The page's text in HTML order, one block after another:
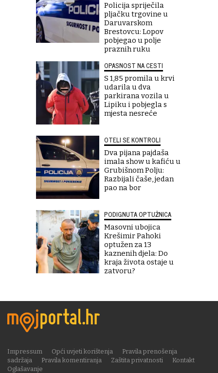
Policija spriječila
pljačku trgovine u
Daruvarskom
Brestovcu: Lopov
pobjegao u polje
praznih ruku
OPASNOST NA CESTI
S 1,85 promila u krvi
udarila u dva
parkirana vozila u
Lipiku i pobjegla s
mjesta nesreće
OTELI SE KONTROLI
Dva pijana pajdaša
imala show u kafiću u
Grubišnom Polju:
Razbijali čaše, jedan
pao na bor
PODIGNUTA OPTUŽNICA
Masovni ubojica
Krešimir Pahoki
optužen za 13
kaznenih djela: Do
kraja života ostaje u
zatvoru?
Impressum Opći uvjeti korištenja
Pravila prenošenja
sadržaja
Pravila komentiranja Zaštita privatnosti
Kontakt
Oglašavanje